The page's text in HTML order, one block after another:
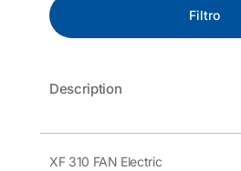
Filtro
Description
XF 310 FAN Electric